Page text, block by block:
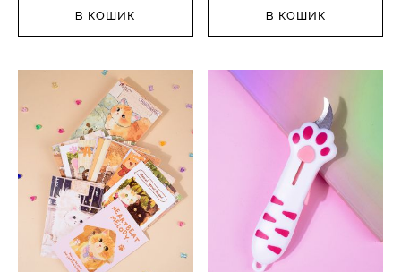
В КОШИК В КОШИК